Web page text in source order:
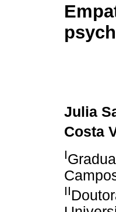
Julia
Costa
I
II